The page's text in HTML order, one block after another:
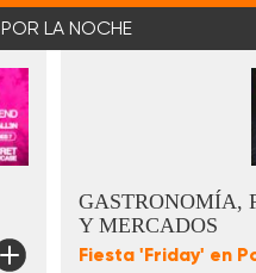
POR LA NOCHE
GASTRONOMÍA,
Y MERCADOS
Fiesta 'Friday' en